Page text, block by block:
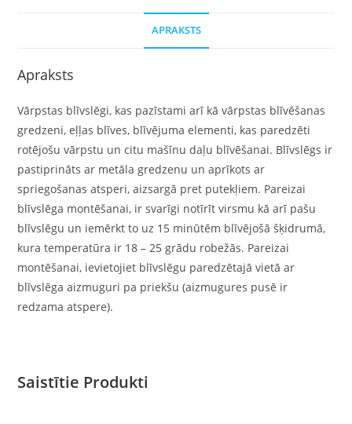
APRAKSTS
Apraksts
Vārpstas blīvslēgi, kas pazīstami arī kā vārpstas blīvēšanas
gredzeni, eļļas blīves, blīvējuma elementi, kas paredzēti
rotējošu vārpstu un citu mašīnu daļu blīvēšanai. Blīvslēgs ir
pastiprināts ar metāla gredzenu un aprīkots ar
spriegošanas atsperi, aizsargā pret putekļiem. Pareizai
blīvslēga montēšanai, ir svarīgi notīrīt virsmu kā arī pašu
blīvslēgu un iemērkt to uz 15 minūtēm blīvējošā šķidrumā,
kura temperatūra ir 18 – 25 grādu robežās. Pareizai
montēšanai, ievietojiet blīvslēgu paredzētajā vietā ar
blīvslēga aizmuguri pa priekšu (aizmugures pusē ir
redzama atspere).
Saistītie Produkti